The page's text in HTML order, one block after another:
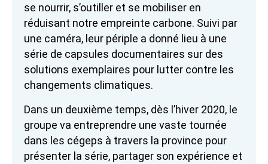
se nourrir, s’outiller et se mobiliser en
réduisant notre empreinte carbone. Suivi par
une caméra, leur périple a donné lieu à une
série de capsules documentaires sur des
solutions exemplaires pour lutter contre les
changements climatiques.
Dans un deuxième temps, dès l’hiver 2020, le
groupe va entreprendre une vaste tournée
dans les cégeps à travers la province pour
présenter la série, partager son expérience et